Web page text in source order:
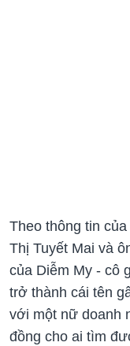
Theo thông tin của
Thị Tuyết Mai và
của Diễm My - cô
trở thành cái tên
với một nữ doanh
đồng cho ai tìm